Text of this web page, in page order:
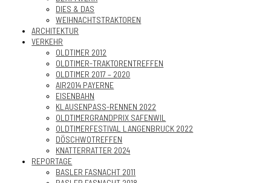
DIES & DAS
WEIHNACHTSTRAKTOREN
ARCHITEKTUR
VERKEHR
OLDTIMER 2012
OLDTIMER-TRAKTORENTREFFEN
OLDTIMER 2017 – 2020
AIR2014 PAYERNE
EISENBAHN
KLAUSENPASS-RENNEN 2022
OLDTIMERGRANDPRIX SAFENWIL
OLDTIMERFESTIVAL LANGENBRUCK 2022
DÖSCHWOTREFFEN
KNATTERRATTER 2024
REPORTAGE
BASLER FASNACHT 2011